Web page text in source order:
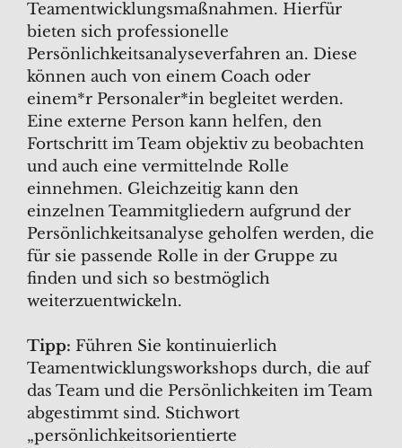
Teamentwicklungsmaßnahmen. Hierfür
bieten sich professionelle
Persönlichkeitsanalyseverfahren an. Diese
können auch von einem Coach oder
einem*r Personaler*in begleitet werden.
Eine externe Person kann helfen, den
Fortschritt im Team objektiv zu beobachten
und auch eine vermittelnde Rolle
einnehmen. Gleichzeitig kann den
einzelnen Teammitgliedern aufgrund der
Persönlichkeitsanalyse geholfen werden, die
für sie passende Rolle in der Gruppe zu
finden und sich so bestmöglich
weiterzuentwickeln.
Tipp: Führen Sie kontinuierlich
Teamentwicklungsworkshops durch, die auf
das Team und die Persönlichkeiten im Team
abgestimmt sind. Stichwort
„persönlichkeitsorientierte